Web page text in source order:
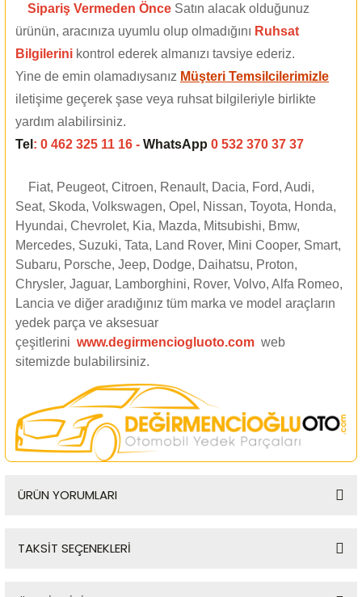
Sipariş Vermeden Önce Satın alacak olduğunuz
ürünün, aracınıza uyumlu olup olmadığını Ruhsat
Bilgilerini kontrol ederek almanızı tavsiye ederiz.
Yine de emin olamadıysanız Müşteri Temsilcilerimizle
iletişime geçerek şase veya ruhsat bilgileriyle birlikte
yardım alabilirsiniz.
Tel : 0 462 325 11 16 - WhatsApp 0 532 370 37 37
Fiat, Peugeot, Citroen, Renault, Dacia, Ford, Audi,
Seat, Skoda, Volkswagen, Opel, Nissan, Toyota, Honda,
Hyundai, Chevrolet, Kia, Mazda, Mitsubishi, Bmw,
Mercedes, Suzuki, Tata, Land Rover, Mini Cooper, Smart,
Subaru, Porsche, Jeep, Dodge, Daihatsu, Proton,
Chrysler, Jaguar, Lamborghini, Rover, Volvo, Alfa Romeo,
Lancia ve diğer aradığınız tüm marka ve model araçların
yedek parça ve aksesuar
çeşitlerini www.degirmenciogluoto.com web
sitemizde bulabilirsiniz.
ÜRÜN YORUMLARI
TAKSİT SEÇENEKLERİ